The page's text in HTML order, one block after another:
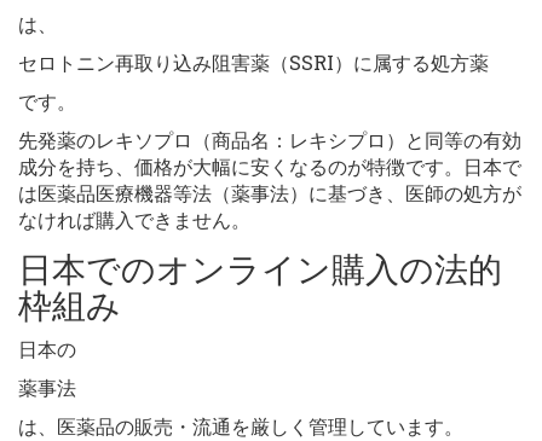
は、
セロトニン再取り込み阻害薬（SSRI）に属する処方薬
です。
先発薬のレキソプロ（商品名：レキシプロ）と同等の有効
成分を持ち、価格が大幅に安くなるのが特徴です。日本で
は医薬品医療機器等法（薬事法）に基づき、医師の処方が
なければ購入できません。
日本でのオンライン購入の法的
枠組み
日本の
薬事法
は、医薬品の販売・流通を厳しく管理しています。